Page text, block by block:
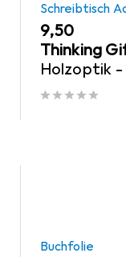
Schreibtisch
EUR
9,50
Thinking
Holzoptik
Buchfolie